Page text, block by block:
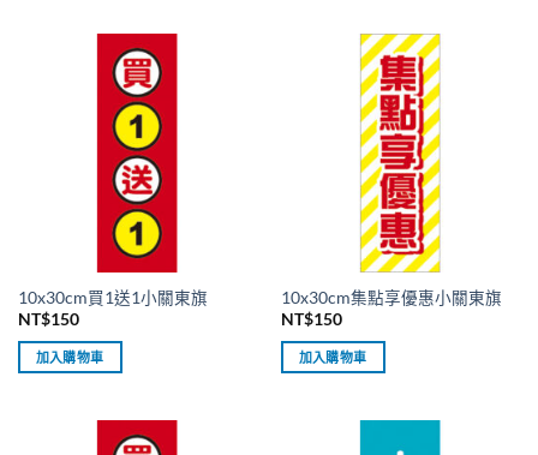
10x30cm買1送1小關東旗
NT$150
加入購物車
10x30cm集點享優惠小關東旗
NT$150
加入購物車